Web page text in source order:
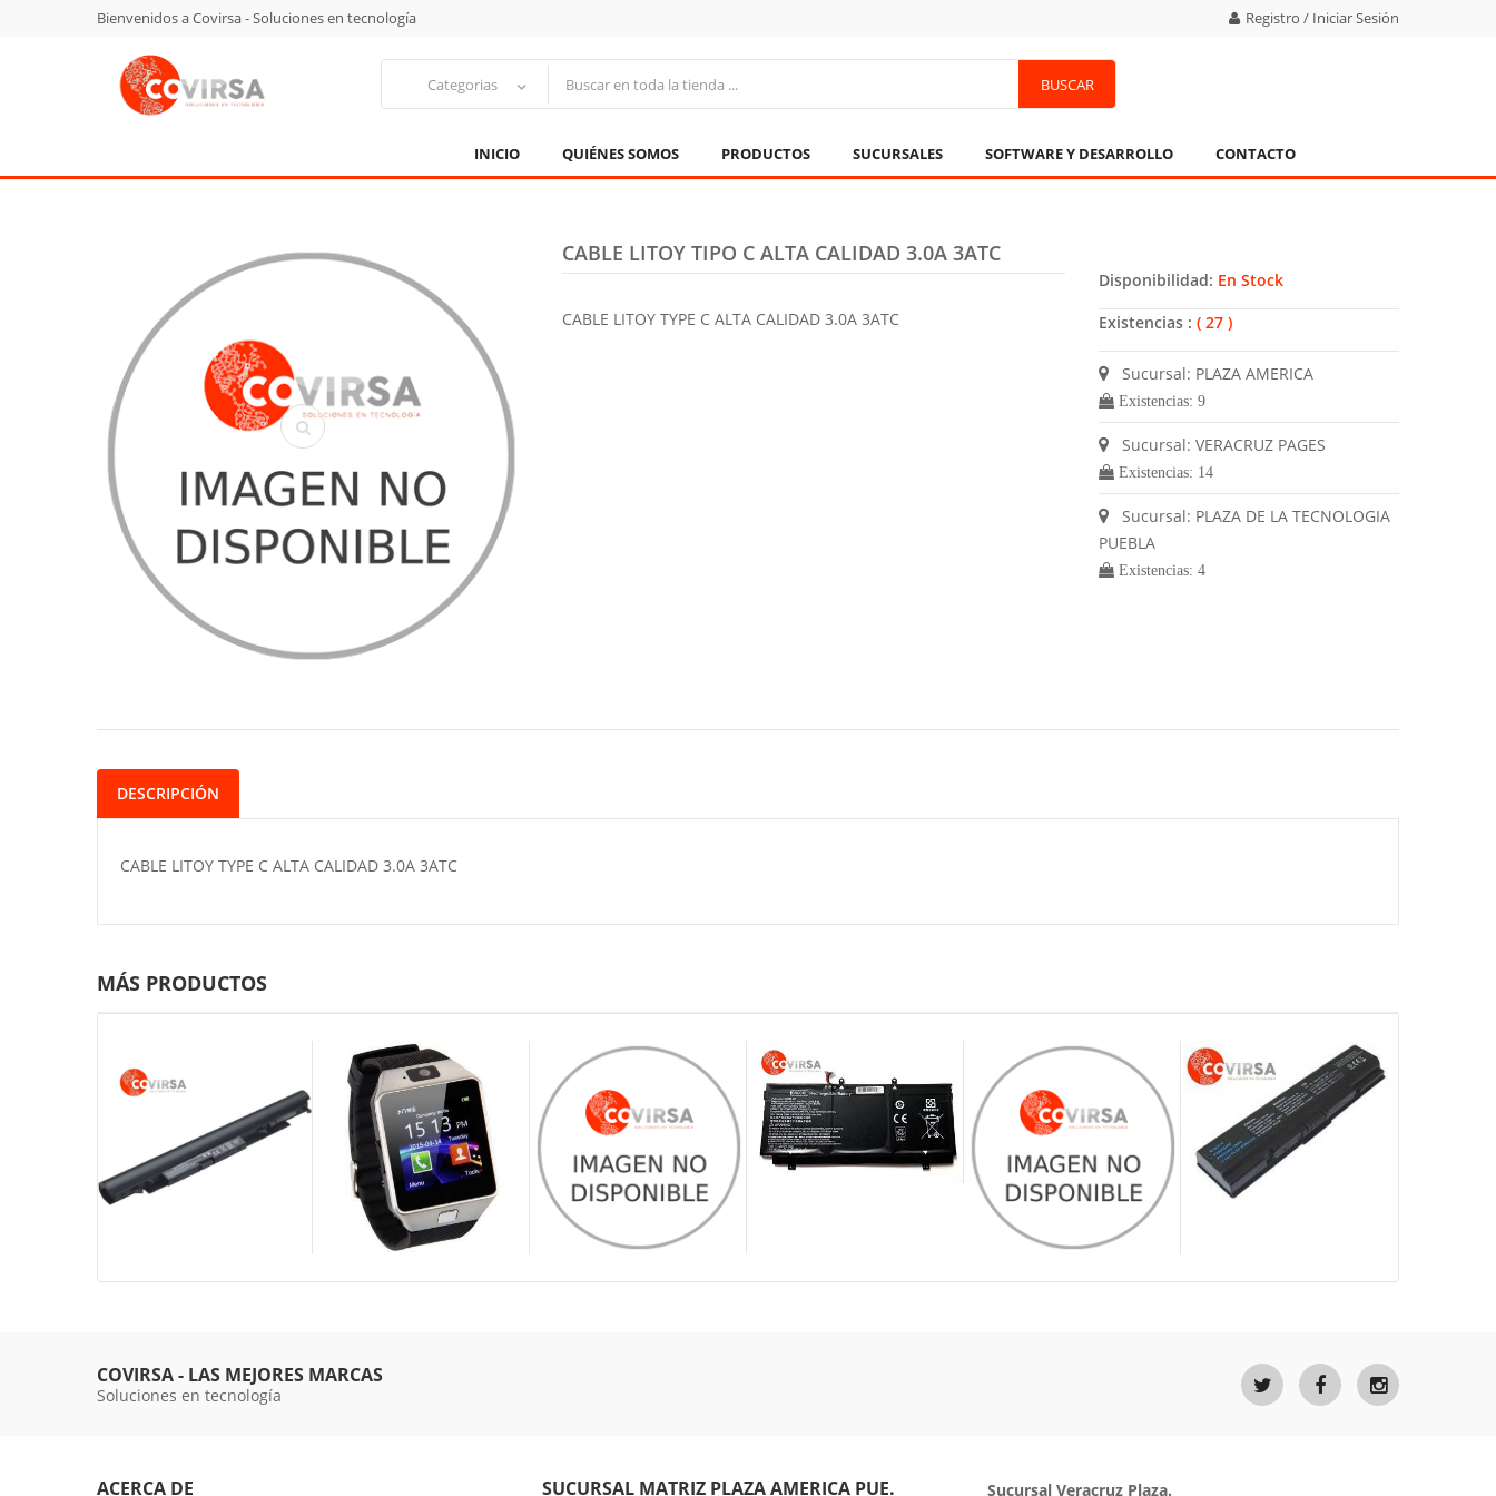
Bienvenidos a Covirsa - Soluciones en tecnología Registro / Iniciar Sesión
Categorias BUSCAR
INICIO QUIÉNES SOMOS PRODUCTOS SUCURSALES SOFTWARE Y DESARROLLO CONTACTO
CABLE LITOY TIPO C ALTA CALIDAD 3.0A 3ATC
CABLE LITOY TYPE C ALTA CALIDAD 3.0A 3ATC
Disponibilidad: En Stock
Existencias : ( 27 )
Sucursal: PLAZA AMERICA
Existencias: 9
Sucursal: VERACRUZ PAGES
Existencias: 14
Sucursal: PLAZA DE LA TECNOLOGIA
PUEBLA
Existencias: 4
DESCRIPCIÓN
CABLE LITOY TYPE C ALTA CALIDAD 3.0A 3ATC
MÁS PRODUCTOS
COVIRSA - LAS MEJORES MARCAS
Soluciones en tecnología
ACERCA DE SUCURSAL MATRIZ PLAZA AMERICA PUE. Sucursal Veracruz Plaza.